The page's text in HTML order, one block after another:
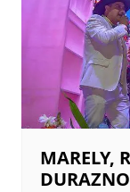
MARELY,